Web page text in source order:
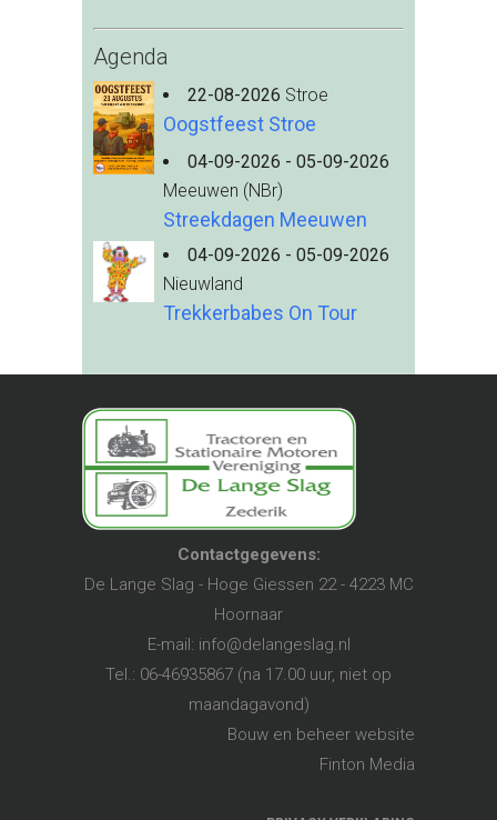
Agenda
22-08-2026 Stroe
Oogstfeest Stroe
04-09-2026 - 05-09-2026
Meeuwen (NBr)
Streekdagen Meeuwen
04-09-2026 - 05-09-2026
Nieuwland
Trekkerbabes On Tour
Contactgegevens:
De Lange Slag - Hoge Giessen 22 - 4223 MC
Hoornaar
E-mail: info@delangeslag.nl
Tel.: 06-46935867 (na 17.00 uur, niet op
maandagavond)
Bouw en beheer website
Finton Media